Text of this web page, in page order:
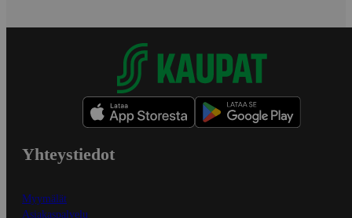
Yhteystiedot
Myymälät
Asiakaspalvelu